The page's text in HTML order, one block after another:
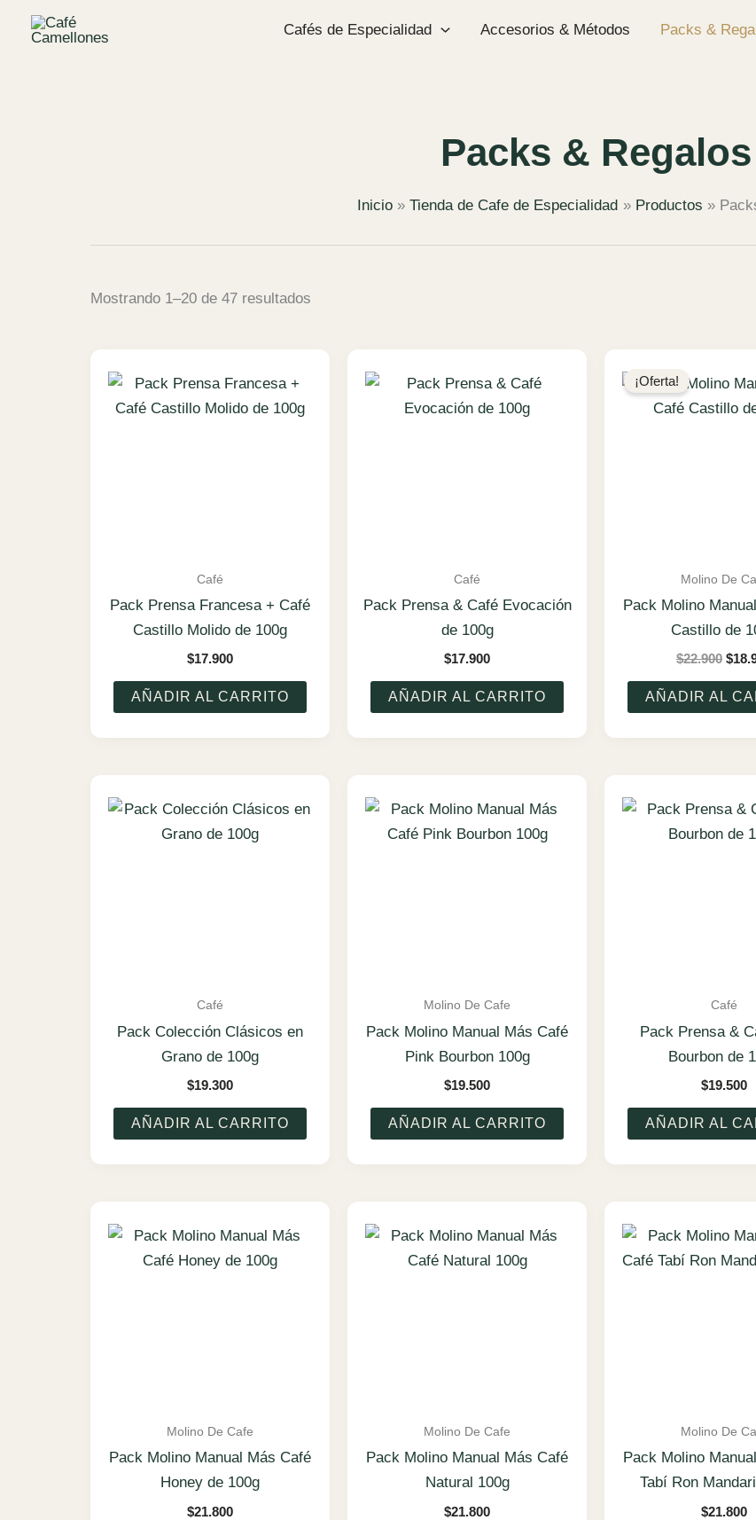
Cafés de Especialidad Accesorios & Métodos Packs &
Packs & Regalos
Inicio Tienda de Cafe de Especialidad Productos
Mostrando 1–20 de 47 resultados
Café
Pack Prensa Francesa + Café
Castillo Molido de 100g
$17.900
AÑADIR AL CARRITO
Café
Pack Prensa & Café Evocación
de 100g
$17.900
AÑADIR AL CARRITO
¡Oferta!
Molino De
Pack Molino
Castillo de
$22.900 El
$
AÑADIR AL
Café
Pack Colección Clásicos en
Grano de 100g
$19.300
AÑADIR AL CARRITO
Molino De Cafe
Pack Molino Manual Más Café
Pink Bourbon 100g
$19.500
AÑADIR AL CARRITO
Café
Pack Prensa &
Bourbon de
$19.500
AÑADIR AL
Molino De Cafe
Pack Molino Manual Más Café
Honey de 100g
$21.800
Molino De Cafe
Pack Molino Manual Más Café
Natural 100g
$21.800
Molino De
Pack Molino
Tabí Ron
$21.800